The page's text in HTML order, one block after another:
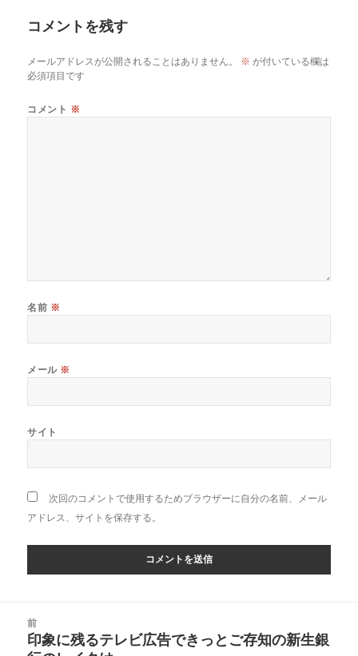
コメントを残す
メールアドレスが公開されることはありません。 ※ が付いている欄は
必須項目です
コメント ※
名前 ※
メール ※
サイト
次回のコメントで使用するためブラウザーに自分の名前、メール
アドレス、サイトを保存する。
前
前
印象に残るテレビ広告できっとご存知の新生銀